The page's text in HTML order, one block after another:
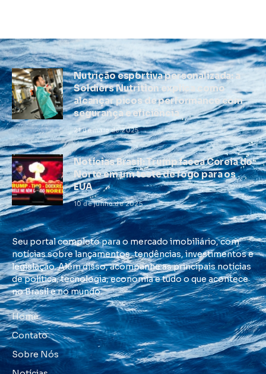
Nutrição esportiva personalizada: a
Soldiers Nutrition explica como
alcançar picos de performance com
segurança e eficiência
21 de maio de 2025
Notícias Brasil: Trump facea Coreia do
Norte em um teste de fogo para os
EUA
10 de junho de 2025
Seu portal completo para o mercado imobiliário, com
notícias sobre lançamentos, tendências, investimentos e
legislação. Além disso, acompanhe as principais notícias
de política, tecnologia, economia e tudo o que acontece
no Brasil e no mundo.
Home
Contato
Sobre Nós